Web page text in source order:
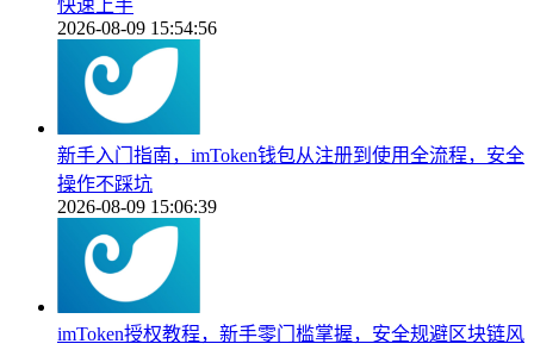
快速上手
2026-08-09 15:54:56
新手入门指南，imToken钱包从注册到使用全流程，安全
操作不踩坑
2026-08-09 15:06:39
imToken授权教程，新手零门槛掌握，安全规避区块链风